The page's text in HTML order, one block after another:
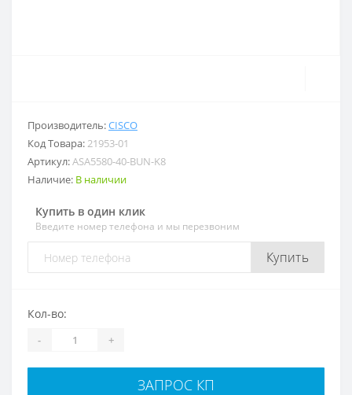
Производитель:CISCO
Код Товара:21953-01
Артикул:ASA5580-40-BUN-K8
Наличие: В наличии
Купить в один клик
Введите номер телефона и мы перезвоним
Купить
Кол-во:
- +
ЗАПРОС КП